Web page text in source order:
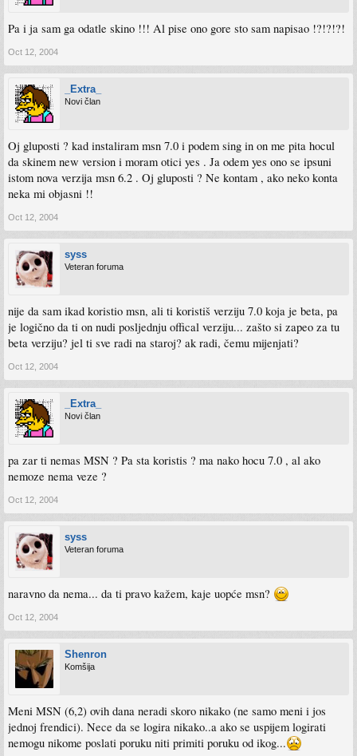
Pa i ja sam ga odatle skino !!! Al pise ono gore sto sam napisao !?!?!?!
Oct 12, 2004
_Extra_
Novi član
Oj gluposti ? kad instaliram msn 7.0 i podem sing in on me pita hocul
da skinem new version i moram otici yes . Ja odem yes ono se ipsuni
istom nova verzija msn 6.2 . Oj gluposti ? Ne kontam , ako neko konta
neka mi objasni !!
Oct 12, 2004
syss
Veteran foruma
nije da sam ikad koristio msn, ali ti koristiš verziju 7.0 koja je beta, pa
je logično da ti on nudi posljednju offical verziju... zašto si zapeo za tu
beta verziju? jel ti sve radi na staroj? ak radi, čemu mijenjati?
Oct 12, 2004
_Extra_
Novi član
pa zar ti nemas MSN ? Pa sta koristis ? ma nako hocu 7.0 , al ako
nemoze nema veze ?
Oct 12, 2004
syss
Veteran foruma
naravno da nema... da ti pravo kažem, kaje uopće msn?
Oct 12, 2004
Shenron
Komšija
Meni MSN (6,2) ovih dana neradi skoro nikako (ne samo meni i jos
jednoj frendici). Nece da se logira nikako..a ako se uspijem logirati
nemogu nikome poslati poruku niti primiti poruku od ikog...